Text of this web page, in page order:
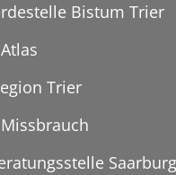
Bistum Trier
Trier
Saarburg